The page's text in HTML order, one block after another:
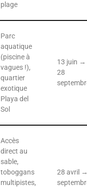
plage
Parc
aquatique
(piscine à
vagues !),
quartier
exotique
Playa del
Sol
13 juin →
28
Accès
direct au
sable,
toboggans
multipistes,
28 avril